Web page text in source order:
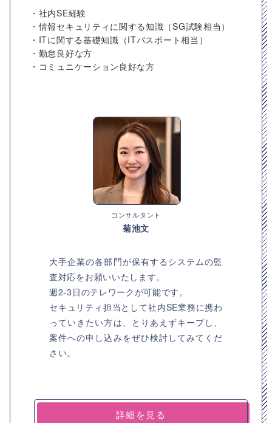
・社内SE経験
・情報セキュリティに関する知識（SG試験相当）
・ITに関する基礎知識（ITパスポート相当）
・勤怠良好な方
・コミュニケーション良好な方
コンサルタント
菊池文
大手企業の各部門が保有するシステムの監
査対応をお願いいたします。
週2-3日のテレワークが可能です。
セキュリティ担当として社内SE業務に携わ
っていきたい方は、とりあえずキープし、
案件への申し込みをぜひ検討してみてくだ
さい。
詳細を見る